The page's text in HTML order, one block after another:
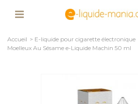
Accueil > E-liquide pour cigarette électronique
Moelleux Au Sésame e-Liquide Machin 50 ml